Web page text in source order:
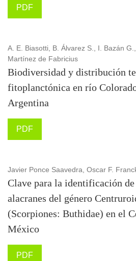
PDF
A. E. Biasotti, B. Álvarez S., I. Bazán G.,
Martínez de Fabricius
Biodiversidad y distribución
fitoplanctónica en río
Argentina
PDF
Javier Ponce Saavedra, Oscar F.
Clave para la identificación de
alacranes del género
(Scorpiones: Buthidae) en el
México
PDF